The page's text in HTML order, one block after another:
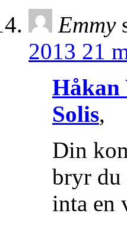
Emmy
2013 21
Håkan
Solis,
Din
bryr du
inta en